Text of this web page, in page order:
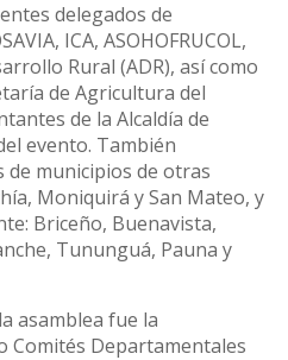
delegados de
ICA, ASOHOFRUCOL,
Rural (ADR), así como
de Agricultura del
de la Alcaldía de
evento. También
municipios de otras
Moniquirá y San Mateo, y
Briceño, Buenavista,
Tununguá, Pauna y
asamblea fue la
Comités Departamentales